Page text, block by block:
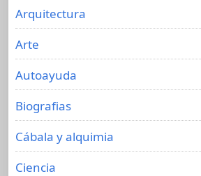
Arquitectura
Arte
Autoayuda
Biografias
Cábala y alquimia
Ciencia